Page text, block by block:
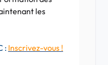
les
: Inscrivez-vous !